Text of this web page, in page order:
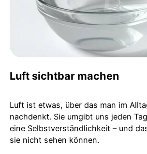
Luft sichtbar machen
Luft ist etwas, über das man im
nachdenkt. Sie umgibt uns jeden
eine Selbstverständlichkeit – und
sie nicht sehen können.